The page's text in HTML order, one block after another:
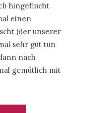
hingeflucht
einen
(der unserer
sehr gut tun
nach
gemütlich mit